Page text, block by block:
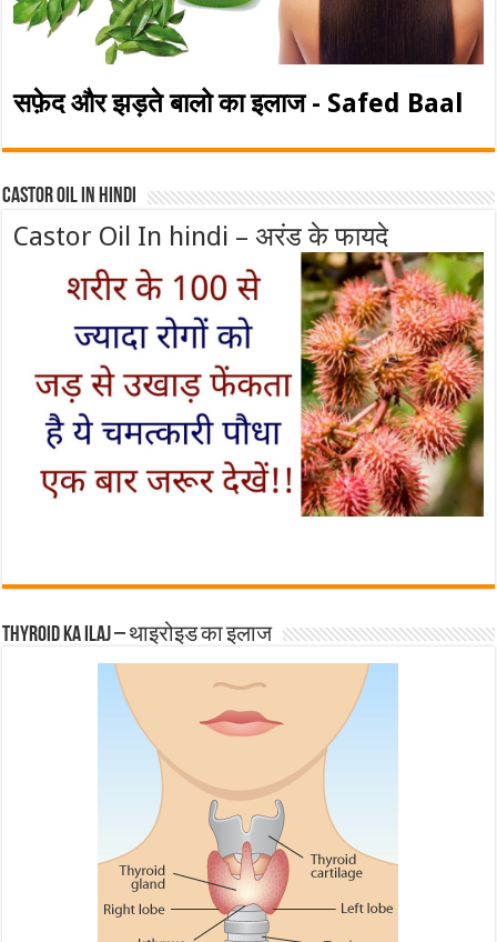
सफ़ेद और झड़ते बालो का इलाज - Safed Baal
Castor Oil In Hindi
Castor Oil In hindi – अरंड के फायदे
Thyroid ka ilaj – थाइरोइड का इलाज